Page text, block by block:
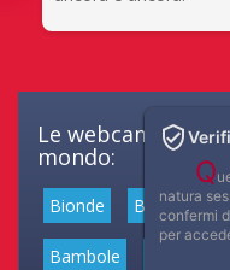
Le webcam
mondo:
Bionde Brune
Bambole
Q
natura
confermi
per